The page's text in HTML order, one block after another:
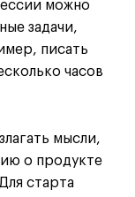
можно
задачи,
писать
часов
мысли,
о продукте
старта